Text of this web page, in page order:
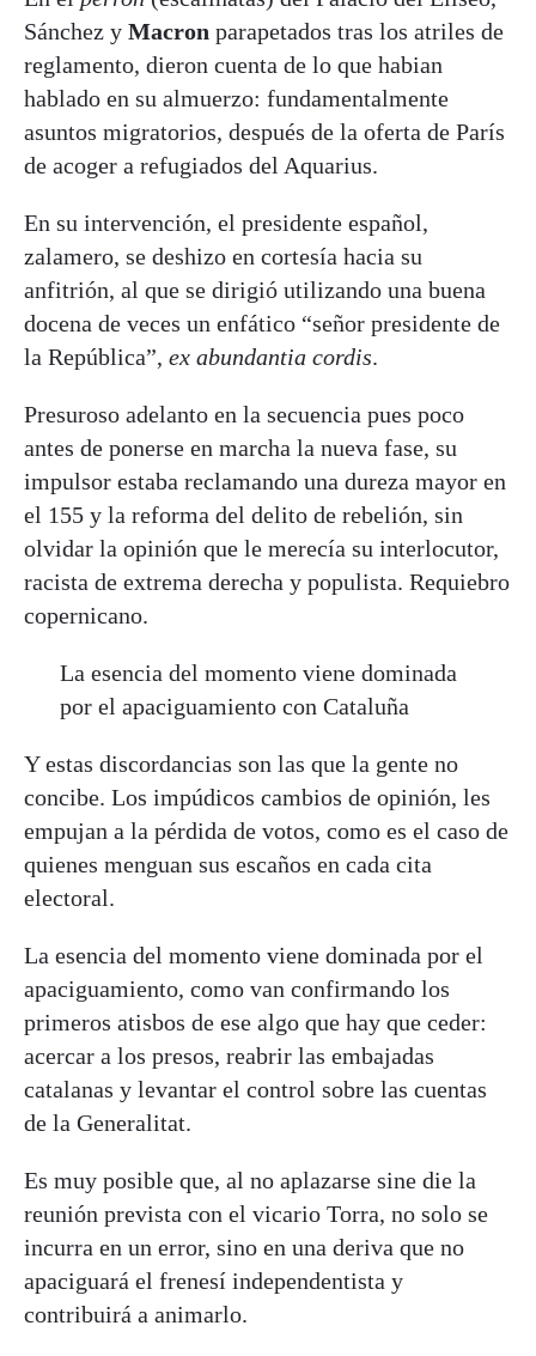
Sánchez y Macron parapetados tras los atriles de
reglamento, dieron cuenta de lo que habian
hablado en su almuerzo: fundamentalmente
asuntos migratorios, después de la oferta de París
de acoger a refugiados del Aquarius.
En su intervención, el presidente español,
zalamero, se deshizo en cortesía hacia su
anfitrión, al que se dirigió utilizando una buena
docena de veces un enfático “señor presidente de
la República”, ex abundantia cordis.
Presuroso adelanto en la secuencia pues poco
antes de ponerse en marcha la nueva fase, su
impulsor estaba reclamando una dureza mayor en
el 155 y la reforma del delito de rebelión, sin
olvidar la opinión que le merecía su interlocutor,
racista de extrema derecha y populista. Requiebro
copernicano.
La esencia del momento viene dominada
por el apaciguamiento con Cataluña
Y estas discordancias son las que la gente no
concibe. Los impúdicos cambios de opinión, les
empujan a la pérdida de votos, como es el caso de
quienes menguan sus escaños en cada cita
electoral.
La esencia del momento viene dominada por el
apaciguamiento, como van confirmando los
primeros atisbos de ese algo que hay que ceder:
acercar a los presos, reabrir las embajadas
catalanas y levantar el control sobre las cuentas
de la Generalitat.
Es muy posible que, al no aplazarse sine die la
reunión prevista con el vicario Torra, no solo se
incurra en un error, sino en una deriva que no
apaciguará el frenesí independentista y
contribuirá a animarlo.